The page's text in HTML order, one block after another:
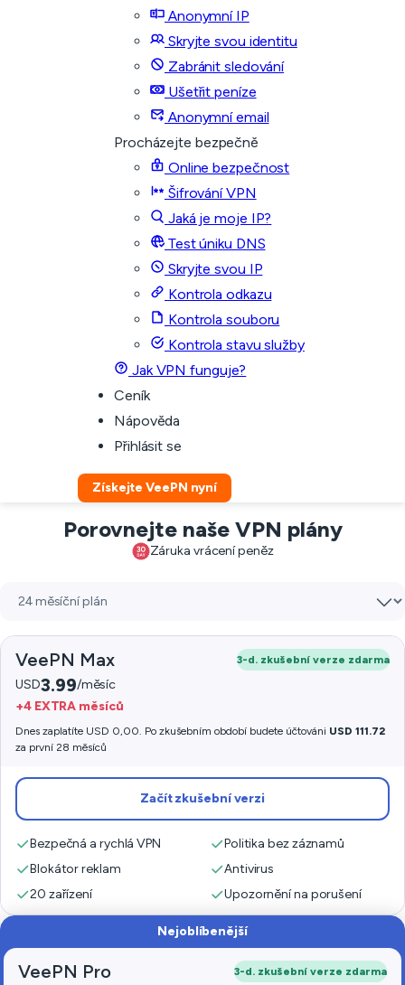
Anonymní IP
Skryjte svou identitu
Zabránit sledování
Ušetřit peníze
Anonymní email
Procházejte bezpečně
Online bezpečnost
Šifrování VPN
Jaká je moje IP?
Test úniku DNS
Skryjte svou IP
Kontrola odkazu
Kontrola souboru
Kontrola stavu služby
Jak VPN funguje?
Ceník
Nápověda
Přihlásit se
Získejte VeePN nyní
Porovnejte naše VPN plány
Záruka vrácení peněz
VeePN Max 3-d. zkušební verze zdarma
USD3.99/měsíc
+4 EXTRA měsíců
Dnes zaplatíte USD 0,00. Po zkušebním období budete účtováni USD 111.72
za první 28 měsíců
Začít zkušební verzi
Bezpečná a rychlá VPN
Politika bez záznamů
Blokátor reklam
Antivirus
20 zařízení
Upozornění na porušení
Nejoblíbenější
VeePN Pro 3-d. zkušební verze zdarma